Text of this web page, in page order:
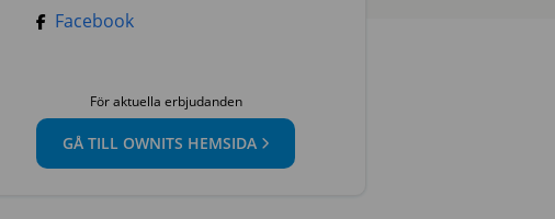
Facebook
För aktuella erbjudanden
GÅ TILL OWNITS HEMSIDA